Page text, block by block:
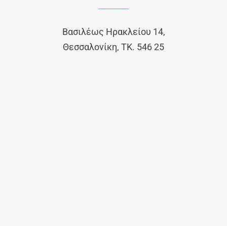
Βασιλέως Ηρακλείου 14,
Θεσσαλονίκη, ΤΚ. 546 25